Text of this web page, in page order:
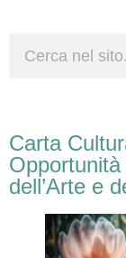
Carta
dell’Arte e